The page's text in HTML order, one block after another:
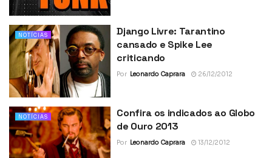
NOTÍCIAS
Django Livre: Tarantino
cansado e Spike Lee
criticando
Por Leonardo Caprara 26/12/2012
NOTÍCIAS
Confira os indicados ao Globo
de Ouro 2013
Por Leonardo Caprara 13/12/2012